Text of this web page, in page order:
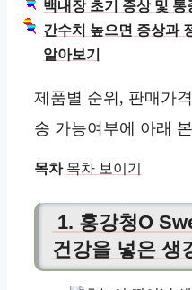
백내장 초기 증상 및
간수치 높으면 증상과
알아보기
제품별 순위, 판매가
송 가능여부에 아래
목차 목차 보이기
1. 홍강청O
건강을 넣은 생